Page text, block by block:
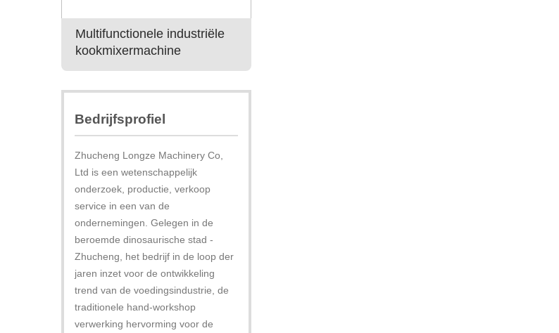
Multifunctionele industriële
kookmixermachine
Bedrijfsprofiel
Zhucheng Longze Machinery Co,
Ltd is een wetenschappelijk
onderzoek, productie, verkoop
service in een van de
ondernemingen. Gelegen in de
beroemde dinosaurische stad -
Zhucheng, het bedrijf in de loop der
jaren inzet voor de ontwikkeling
trend van de voedingsindustrie, de
traditionele hand-workshop
verwerking hervorming voor de